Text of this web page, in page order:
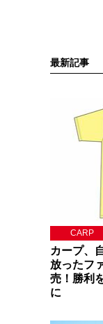
最新記事
CARP
カープ、
放ったフ
売！勝利
に